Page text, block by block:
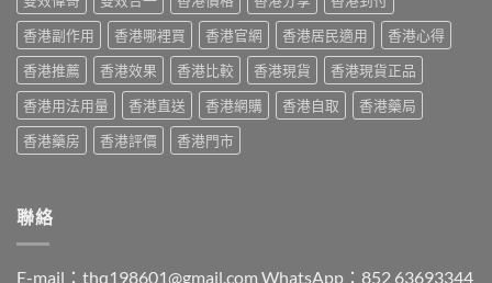
辨
指
南〉
中
選
購
指
南〉
中
藥
選
購
指
南〉
中
價
錢、
副
作
用
全
面
對
香港副作用
香港哪裡買 香港官網 香港居民適用
香港心得
香港推薦
香港效果 香港比較 香港現貨
香港現貨正品
香港用法用量
香港直送 香港網購 香港自取
香港藥局
香港藥房
香港評價 香港門市
聯絡
E-mail： thq198601@gmail.com WhatsApp：852 63693344